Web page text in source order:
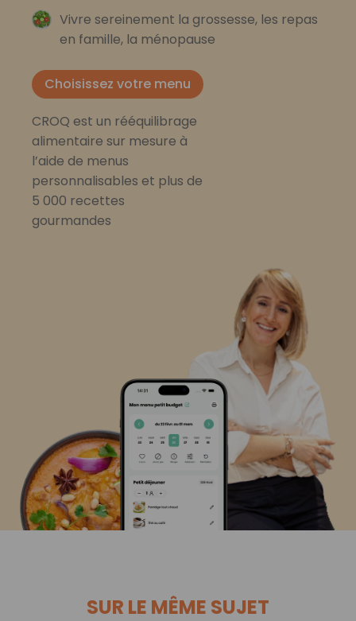
Vivre sereinement la grossesse, les repas
en famille, la ménopause
Choisissez votre menu
CROQ est un rééquilibrage
alimentaire sur mesure à
l’aide de menus
personnalisables et plus de
5 000 recettes
gourmandes
SUR LE MÊME SUJET